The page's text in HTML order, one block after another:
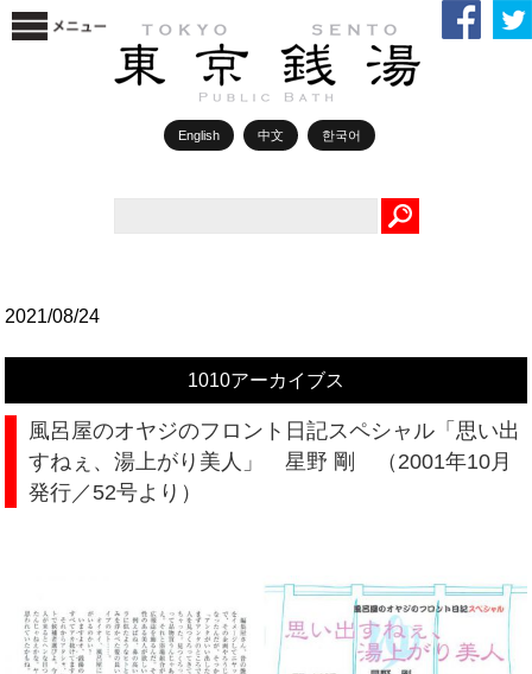
English 中文 한국어
2021/08/24
1010アーカイブス
風呂屋のオヤジのフロント日記スペシャル「思い出
すねぇ、湯上がり美人」 星野 剛 （2001年10月
発行／52号より）